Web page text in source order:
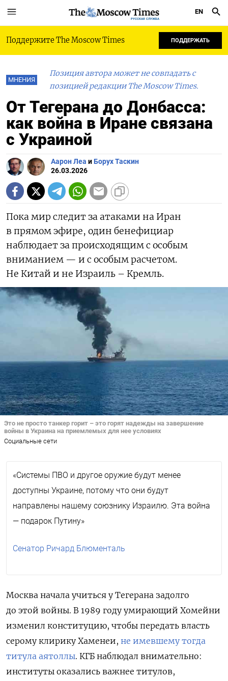
РУССКАЯ СЛУЖБА
EN
Поддержите The Moscow Times ПОДДЕРЖАТЬ
МНЕНИЯ
Позиция автора может не совпадать с
позицией редакции The Moscow Times.
От Тегерана до Донбасса:
как война в Иране связана
с Украиной
Аарон Леа иБорух Таскин
26.03.2026
Пока мир следит за атаками на Иран
в прямом эфире, один бенефициар
наблюдает за происходящим с особым
вниманием — и с особым расчетом.
Не Китай и не Израиль – Кремль.
Это не просто танкер горит – это горят надежды на завершение
войны в Украина на приемлемых для нее условиях
Социальные сети
«Системы ПВО и другое оружие будут менее
доступны Украине, потому что они будут
направлены нашему союзнику Израилю. Эта война
— подарок Путину»
Сенатор Ричард Блюменталь
Москва начала учиться у Тегерана задолго
до этой войны. В 1989 году умирающий Хомейни
изменил конституцию, чтобы передать власть
серому клирику Хаменеи, не имевшему тогда
титула аятоллы. КГБ наблюдал внимательно:
институты оказались важнее титулов,